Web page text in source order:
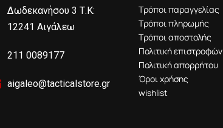
Δωδεκανήσου 3 Τ.Κ:
12241 Αιγάλεω
211 0089177
aigaleo@tacticalstore.gr
Τρόποι παραγγελίας
Τρόποι πληρωμής
Τρόποι αποστολής
Πολιτική επιστροφών
Πολιτική απορρήτου
Όροι χρήσης
wishlist